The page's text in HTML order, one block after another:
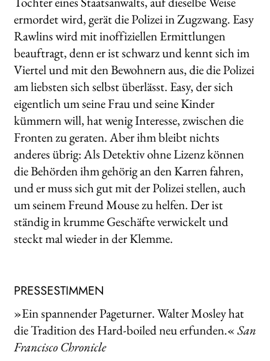
ermordet wird, gerät die Polizei in Zugzwang. Easy
Rawlins wird mit inoffiziellen Ermittlungen
beauftragt, denn er ist schwarz und kennt sich im
Viertel und mit den Bewohnern aus, die die Polizei
am liebsten sich selbst überlässt. Easy, der sich
eigentlich um seine Frau und seine Kinder
kümmern will, hat wenig Interesse, zwischen die
Fronten zu geraten. Aber ihm bleibt nichts
anderes übrig: Als Detektiv ohne Lizenz können
die Behörden ihm gehörig an den Karren fahren,
und er muss sich gut mit der Polizei stellen, auch
um seinem Freund Mouse zu helfen. Der ist
ständig in krumme Geschäfte verwickelt und
steckt mal wieder in der Klemme.
PRESSESTIMMEN
»Ein spannender Pageturner. Walter Mosley hat
die Tradition des Hard-boiled neu erfunden.«San
Francisco Chronicle